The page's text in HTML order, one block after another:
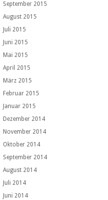
September 2015
August 2015
Juli 2015
Juni 2015
Mai 2015
April 2015
März 2015
Februar 2015
Januar 2015
Dezember 2014
November 2014
Oktober 2014
September 2014
August 2014
Juli 2014
Juni 2014